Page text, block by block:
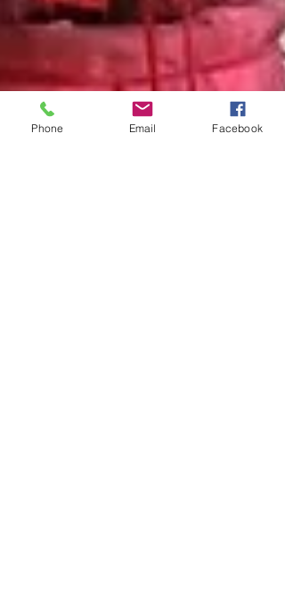
Phone Email Facebook